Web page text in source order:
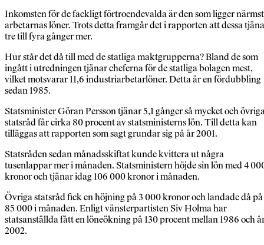
Inkomsten för de fackligt förtroendevalda är den som ligger närmst
arbetarnas löner. Trots detta framgår det i rapporten att dessa
tre till fyra gånger mer.
Hur står det då till med de statliga maktgrupperna? Bland de som
ingått i utredningen tjänar cheferna för de statliga bolagen mest,
vilket motsvarar 11,6 industriarbetarlöner. Detta är en fördubbling
sedan 1985.
Statsminister Göran Persson tjänar 5,1 gånger så mycket och
statsråd får cirka 80 procent av statsministerns lön. Till detta kan
tilläggas att rapporten som sagt grundar sig på år 2001.
Statsråden sedan månadsskiftat kunde kvittera ut några
tusenlappar mer i månaden. Statsministern höjde sin lön med 4
kronor och tjänar idag 106 000 kronor i månaden.
Övriga statsråd fick en höjning på 3 000 kronor och landade då på
85 000 i månaden. Enligt vänsterpartisten Siv Holma har
statsanställda fått en löneökning på 130 procent mellan 1986 och
2002.